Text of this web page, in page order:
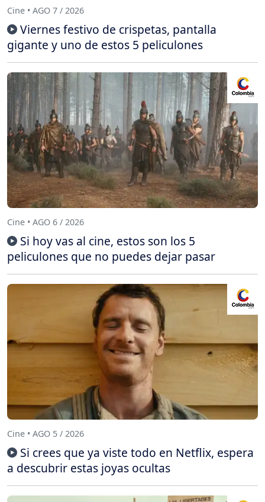
Cine • AGO 7 / 2026
Viernes festivo de crispetas, pantalla
gigante y uno de estos 5 peliculones
Cine • AGO 6 / 2026
Si hoy vas al cine, estos son los 5
peliculones que no puedes dejar pasar
Cine • AGO 5 / 2026
Si crees que ya viste todo en Netflix, espera
a descubrir estas joyas ocultas